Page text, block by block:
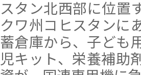
スタン北西部に位置
クワ州コヒスタンに
蓄倉庫から、子ども
児キット、栄養補助